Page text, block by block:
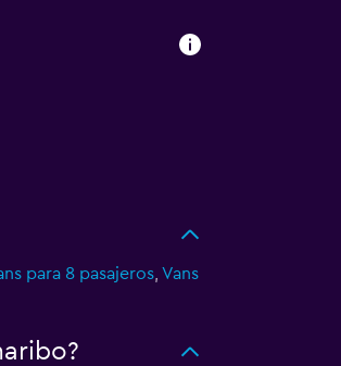
para 8 pasajeros, Vans